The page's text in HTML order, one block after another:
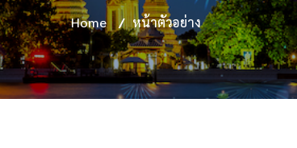
Home / หน้าตัวอย่าง